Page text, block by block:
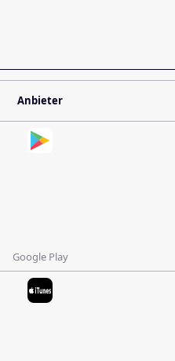
Anbieter
Google Play